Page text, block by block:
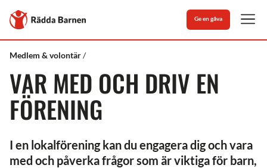
Till
Rädda
Barnens
Ge en gåva
Rädda
Medlem & volontär
Var
och
driv
en
förening
VAR MED OCH DRIV EN
FÖRENING
I en lokalförening kan du engagera dig och vara
med och påverka frågor som är viktiga för barn,